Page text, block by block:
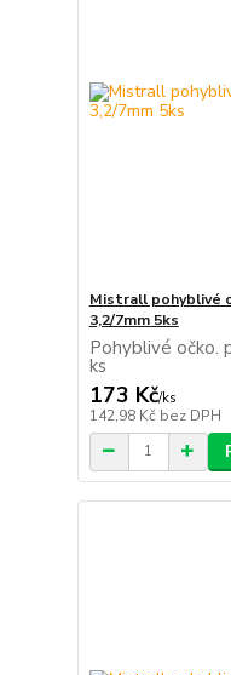
Mistrall pohyblivé
3,2/7mm 5ks
Pohyblivé očko.
ks
173 Kč/ks
142,98 Kč bez DPH